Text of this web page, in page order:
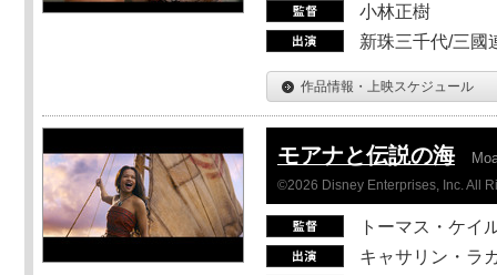
小林正樹
新珠三千代/三國
作品情報・上映スケジュール
モアナと伝説の海
©2026 Disney Enterprises, Inc. All
トーマス・ケイ
キャサリン・ラ